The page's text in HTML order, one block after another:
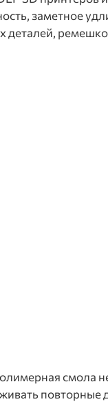
заметное
деталей,
смола